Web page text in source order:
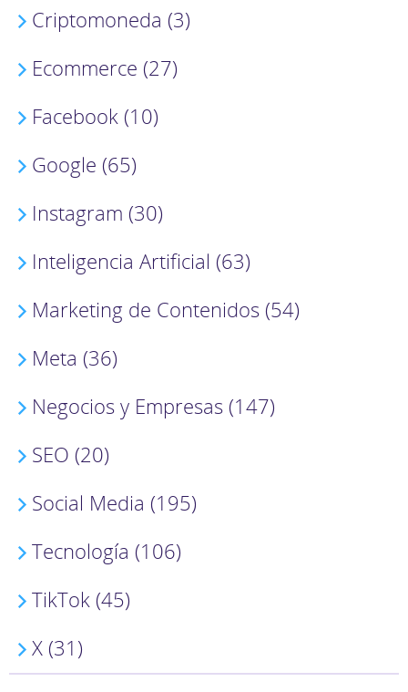
Criptomoneda (3)
Ecommerce (27)
Facebook (10)
Google (65)
Instagram (30)
Inteligencia Artificial (63)
Marketing de Contenidos (54)
Meta (36)
Negocios y Empresas (147)
SEO (20)
Social Media (195)
Tecnología (106)
TikTok (45)
X (31)